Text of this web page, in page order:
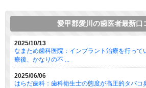
愛甲郡愛川の歯医者最新口
2025/10/13
なまため歯科医院：インプラント治療を行って
療後、かなりの不 ...
2025/06/06
はらだ歯科：歯科衛生士の態度が高圧的タバコ